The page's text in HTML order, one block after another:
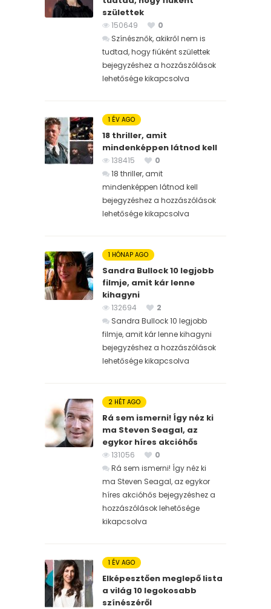
születtek
150649
0
Színésznők, akikről nem is
tudtad, hogy fiúként születtek
bejegyzéshez a hozzászólások
lehetősége kikapcsolva
1 ÉV AGO
18 thriller, amit
mindenképpen látnod kell
138415
0
18 thriller, amit
mindenképpen látnod kell
bejegyzéshez a hozzászólások
lehetősége kikapcsolva
1 HÓNAP AGO
Sandra Bullock 10 legjobb
filmje, amit kár lenne
kihagyni
132694
2
Sandra Bullock 10 legjobb
filmje, amit kár lenne kihagyni
bejegyzéshez a hozzászólások
lehetősége kikapcsolva
2 HÉT AGO
Rá sem ismerni! Így néz ki
ma Steven Seagal, az
egykor híres akcióhős
131056
0
Rá sem ismerni! Így néz ki
ma Steven Seagal, az egykor
híres akcióhős bejegyzéshez a
hozzászólások lehetősége
kikapcsolva
1 ÉV AGO
Elképesztően meglepő lista
a világ 10 legokosabb
színészéről